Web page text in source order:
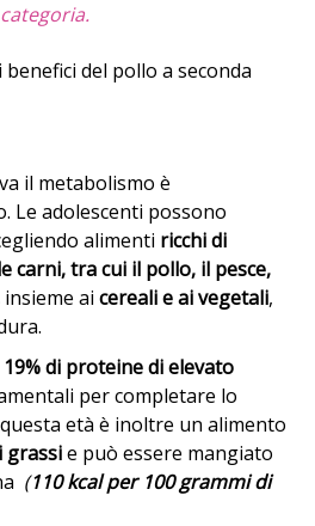
del pollo a seconda
il metabolismo è
Le adolescenti possono
alimenti ricchi di
carni, tra cui il pollo, il pesce,
insieme aicereali e ai vegetali,
di proteine di elevato
per completare lo
età è inoltre un alimento
grassie può essere mangiato
(110 kcal per 100 grammi di